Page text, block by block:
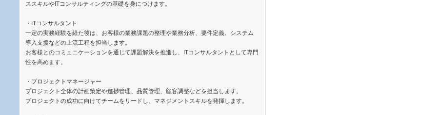
ススキルやITコンサルティングの基礎を身につけます。
・ITコンサルタント
一定の実務経験を経た後は、お客様の業務課題の整理や業務分析、要件定義、システム
導入支援などの上流工程を担当します。
お客様とのコミュニケーションを通じて課題解決を推進し、ITコンサルタントとして専門
性を高めます。
・プロジェクトマネージャー
プロジェクト全体の計画策定や進捗管理、品質管理、顧客調整などを担当します。
プロジェクトの成功に向けてチームをリードし、マネジメントスキルを発揮します。